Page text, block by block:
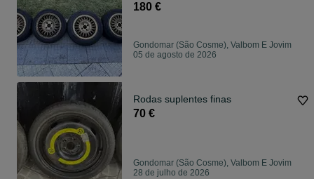
180 €
Gondomar (São Cosme), Valbom E Jovim
05 de agosto de 2026
Rodas suplentes finas
70 €
Gondomar (São Cosme), Valbom E Jovim
28 de julho de 2026